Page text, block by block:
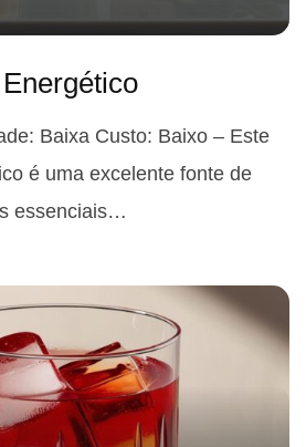
Baixa Custo: Baixo – Este
é uma excelente fonte de
essenciais…